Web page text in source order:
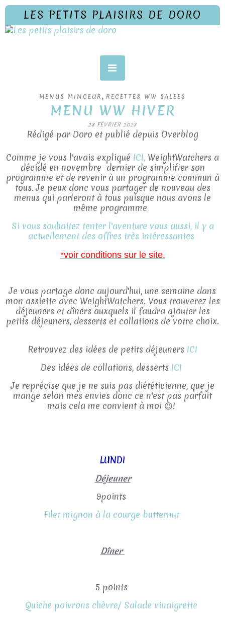
LES PETITS PLAISIRS DE DORO
MENUS MINCEUR , RECETTES WW SALEES
MENU WW HIVER
28 FÉVRIER 2023
Rédigé par Doro et publié depuis Overblog
Comme je vous l'avais expliqué ICI, WeightWatchers a
décidé en novembre dernier de simplifier son
programme et de revenir à un programme commun à
tous. Je peux donc vous partager de nouveau des
menus qui parleront à tous puisque nous avons le
même programme
Si vous souhaitez tenter l'aventure vous aussi, il y a
actuellement des offres très intéressantes
*voir conditions sur le site.
Je vous partage donc aujourd'hui, une semaine dans
mon assiette avec WeightWatchers. Vous trouverez les
déjeuners et dîners auxquels il faudra ajouter les
petits déjeuners, desserts et collations de votre choix.
Retrouvez des idées de petits déjeuners ICI
Des idées de collations, desserts ICI
Je reprécise que je ne suis pas diététicienne, que je
mange selon mes envies donc ce n'est pas parfait
mais cela me convient à moi 😉!
LUNDI
Déjeuner
9points
Filet mignon à la courge butternut
Dîner
5 points
Quiche poivrons chèvre/ Salade vinaigrette